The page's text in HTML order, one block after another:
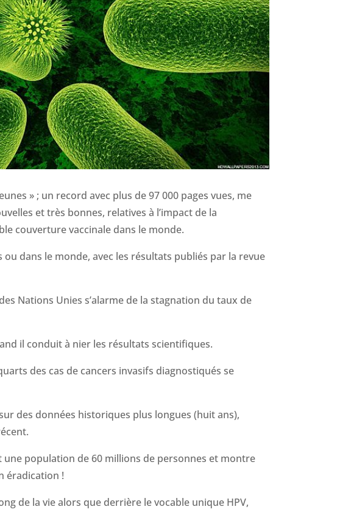
» ; un record avec plus de 97 000 pages vues, me
et très bonnes, relatives à l’impact de la
couverture vaccinale dans le monde.
dans le monde, avec les résultats publiés par la revue
Nations Unies s’alarme de la stagnation du taux de
il conduit à nier les résultats scientifiques.
des cas de cancers invasifs diagnostiqués se
des données historiques plus longues (huit ans),
une population de 60 millions de personnes et montre
éradication !
de la vie alors que derrière le vocable unique HPV,